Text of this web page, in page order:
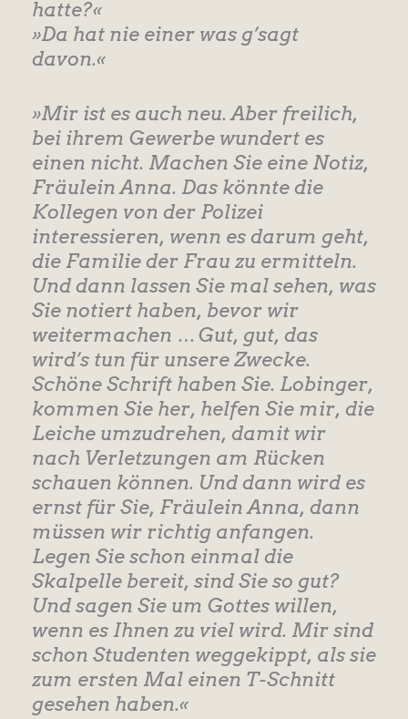
hatte?«
»Da hat nie einer was g’sagt
davon.«
»Mir ist es auch neu. Aber freilich,
bei ihrem Gewerbe wundert es
einen nicht. Machen Sie eine Notiz,
Fräulein Anna. Das könnte die
Kollegen von der Polizei
interessieren, wenn es darum geht,
die Familie der Frau zu ermitteln.
Und dann lassen Sie mal sehen, was
Sie notiert haben, bevor wir
weitermachen … Gut, gut, das
wird’s tun für unsere Zwecke.
Schöne Schrift haben Sie. Lobinger,
kommen Sie her, helfen Sie mir, die
Leiche umzudrehen, damit wir
nach Verletzungen am Rücken
schauen können. Und dann wird es
ernst für Sie, Fräulein Anna, dann
müssen wir richtig anfangen.
Legen Sie schon einmal die
Skalpelle bereit, sind Sie so gut?
Und sagen Sie um Gottes willen,
wenn es Ihnen zu viel wird. Mir sind
schon Studenten weggekippt, als sie
zum ersten Mal einen T-Schnitt
gesehen haben.«